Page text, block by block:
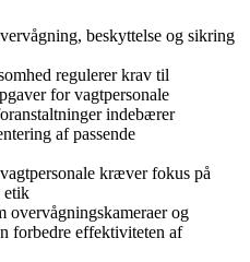
beskyttelse og sikring
regulerer krav til
for vagtpersonale
indebærer
af passende
kræver fokus på
etik
overvågningskameraer og
forbedre effektiviteten af